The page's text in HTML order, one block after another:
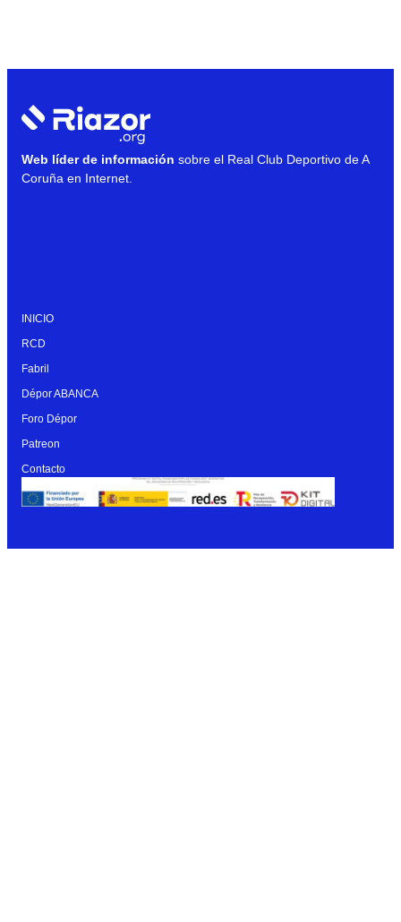
Web líder de información sobre el Real Club Deportivo de A
Coruña en Internet.
INICIO
RCD
Fabril
Dépor ABANCA
Foro Dépor
Patreon
Contacto